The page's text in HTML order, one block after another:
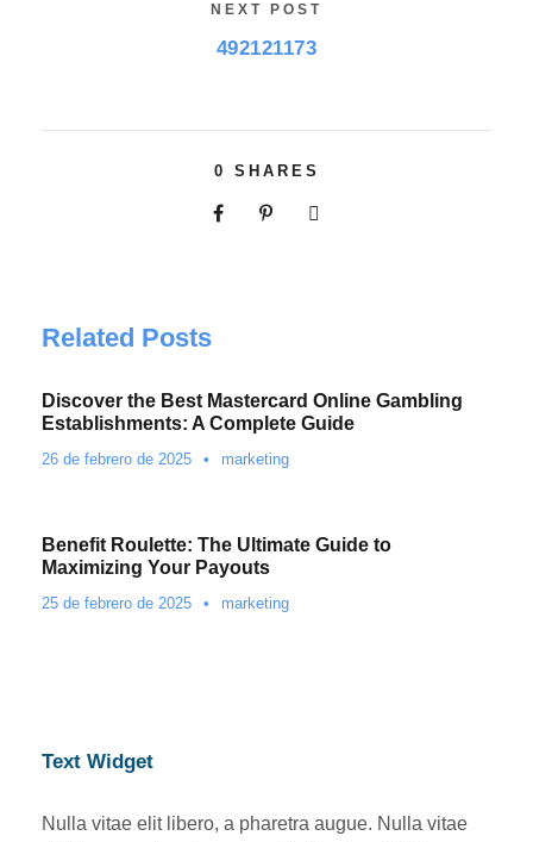
NEXT POST
492121173
0 SHARES
Related Posts
Discover the Best Mastercard Online Gambling
Establishments: A Complete Guide
26 de febrero de 2025 • marketing
Benefit Roulette: The Ultimate Guide to
Maximizing Your Payouts
25 de febrero de 2025 • marketing
Text Widget
Nulla vitae elit libero, a pharetra augue. Nulla vitae